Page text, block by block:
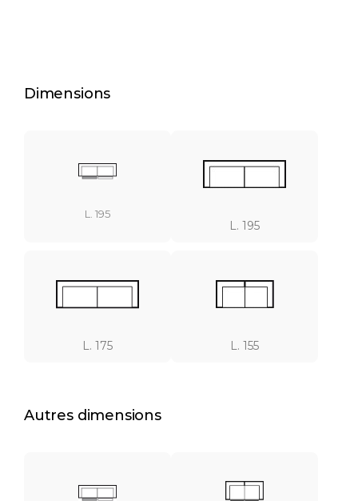
Dimensions
L. 195
L. 195
L. 175 L. 155
Autres dimensions